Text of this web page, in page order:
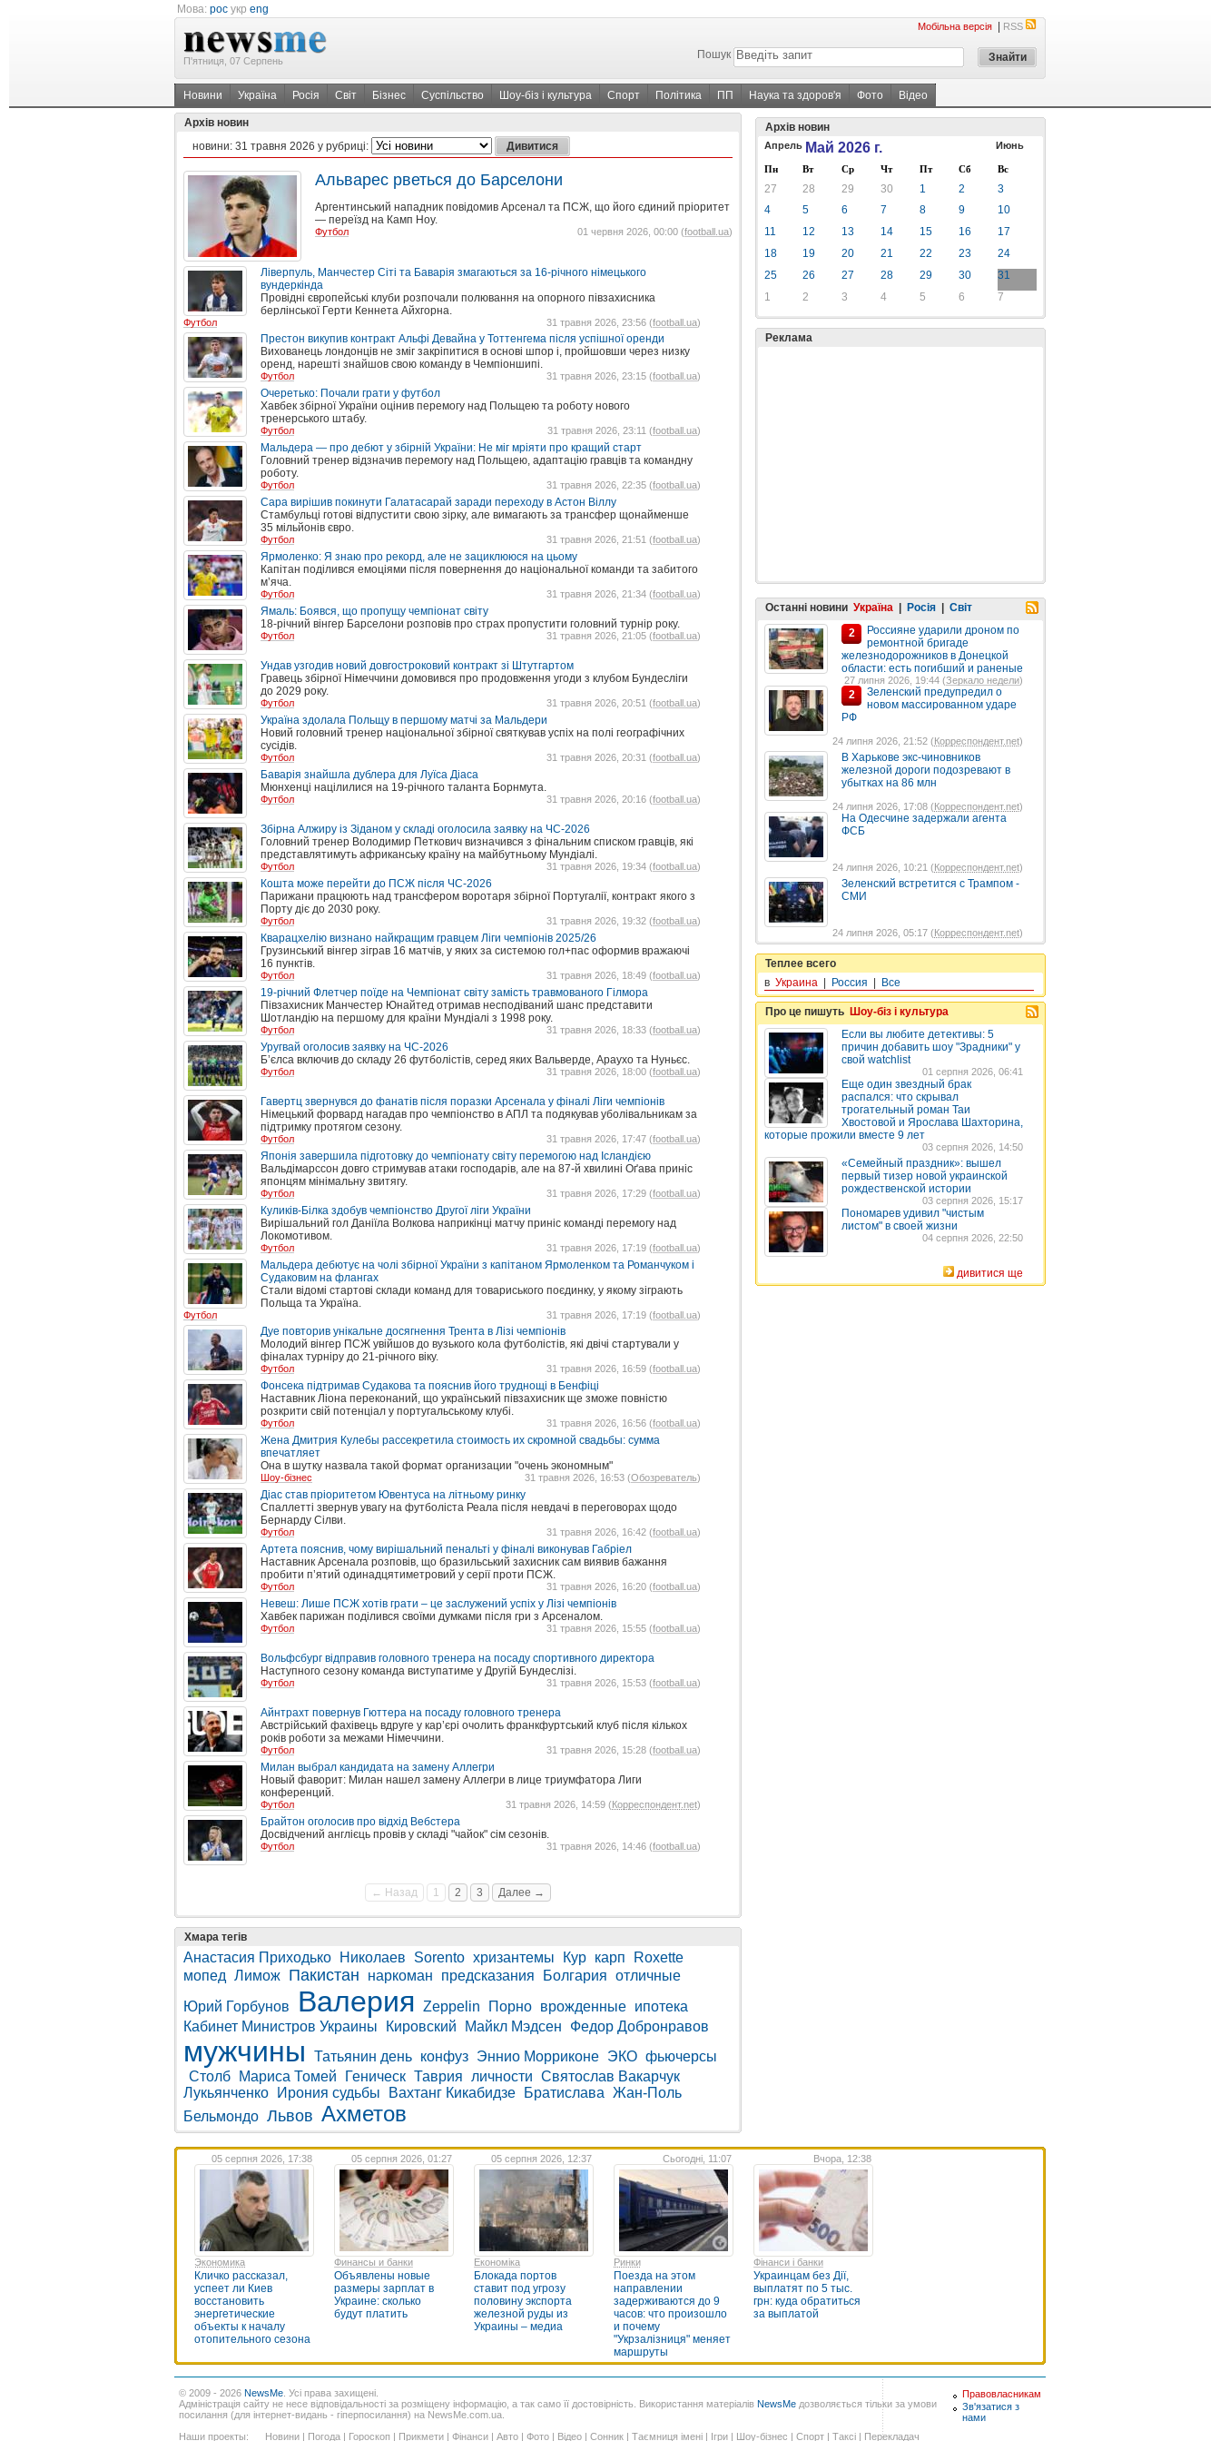
Мова: рос укр eng
П'ятниця, 07 Серпень
Мобільна версія RSS
Пошук
Новини Україна Росія Світ Бізнес Суспільство Шоу-біз і культура Спорт Політика ПП Наука та здоров'я Фото Відео
Архів новин
новини: 31 травня 2026 у рубриці:
Альварес рветься до Барселони
Аргентинський нападник повідомив Арсенал та ПСЖ, що його єдиний пріоритет
— переїзд на Камп Ноу.
Футбол 01 червня 2026, 00:00 (football.ua)
Ліверпуль, Манчестер Сіті та Баварія змагаються за 16-річного німецького
вундеркінда
Провідні європейські клуби розпочали полювання на опорного півзахисника
берлінської Герти Кеннета Айхгорна.
Футбол 31 травня 2026, 23:56 (football.ua)
Престон викупив контракт Альфі Девайна у Тоттенгема після успішної оренди
Вихованець лондонців не зміг закріпитися в основі шпор і, пройшовши через низку
оренд, нарешті знайшов свою команду в Чемпіоншипі.
Футбол 31 травня 2026, 23:15 (football.ua)
Очеретько: Почали грати у футбол
Хавбек збірної України оцінив перемогу над Польщею та роботу нового
тренерського штабу.
Футбол 31 травня 2026, 23:11 (football.ua)
Мальдера — про дебют у збірній України: Не міг мріяти про кращий старт
Головний тренер відзначив перемогу над Польщею, адаптацію гравців та командну
роботу.
Футбол 31 травня 2026, 22:35 (football.ua)
Сара вирішив покинути Галатасарай заради переходу в Астон Віллу
Стамбульці готові відпустити свою зірку, але вимагають за трансфер щонайменше
35 мільйонів євро.
Футбол 31 травня 2026, 21:51 (football.ua)
Ярмоленко: Я знаю про рекорд, але не зациклююся на цьому
Капітан поділився емоціями після повернення до національної команди та забитого
м’яча.
Футбол 31 травня 2026, 21:34 (football.ua)
Ямаль: Боявся, що пропущу чемпіонат світу
18-річний вінгер Барселони розповів про страх пропустити головний турнір року.
Футбол 31 травня 2026, 21:05 (football.ua)
Ундав узгодив новий довгостроковий контракт зі Штутгартом
Гравець збірної Німеччини домовився про продовження угоди з клубом Бундесліги
до 2029 року.
Футбол 31 травня 2026, 20:51 (football.ua)
Україна здолала Польщу в першому матчі за Мальдери
Новий головний тренер національної збірної святкував успіх на полі географічних
сусідів.
Футбол 31 травня 2026, 20:31 (football.ua)
Баварія знайшла дублера для Луїса Діаса
Мюнхенці націлилися на 19-річного таланта Борнмута.
Футбол 31 травня 2026, 20:16 (football.ua)
Збірна Алжиру із Зіданом у складі оголосила заявку на ЧС-2026
Головний тренер Володимир Петкович визначився з фінальним списком гравців, які
представлятимуть африканську країну на майбутньому Мундіалі.
Футбол 31 травня 2026, 19:34 (football.ua)
Кошта може перейти до ПСЖ після ЧС-2026
Парижани працюють над трансфером воротаря збірної Португалії, контракт якого з
Порту діє до 2030 року.
Футбол 31 травня 2026, 19:32 (football.ua)
Кварацхелію визнано найкращим гравцем Ліги чемпіонів 2025/26
Грузинський вінгер зіграв 16 матчів, у яких за системою гол+пас оформив вражаючі
16 пунктів.
Футбол 31 травня 2026, 18:49 (football.ua)
19-річний Флетчер поїде на Чемпіонат світу замість травмованого Гілмора
Півзахисник Манчестер Юнайтед отримав несподіваний шанс представити
Шотландію на першому для країни Мундіалі з 1998 року.
Футбол 31 травня 2026, 18:33 (football.ua)
Уругвай оголосив заявку на ЧС-2026
Б’єлса включив до складу 26 футболістів, серед яких Вальверде, Араухо та Нуньєс.
Футбол 31 травня 2026, 18:00 (football.ua)
Гавертц звернувся до фанатів після поразки Арсенала у фіналі Ліги чемпіонів
Німецький форвард нагадав про чемпіонство в АПЛ та подякував уболівальникам за
підтримку протягом сезону.
Футбол 31 травня 2026, 17:47 (football.ua)
Японія завершила підготовку до чемпіонату світу перемогою над Ісландією
Вальдімарссон довго стримував атаки господарів, але на 87-й хвилині Оґава приніс
японцям мінімальну звитягу.
Футбол 31 травня 2026, 17:29 (football.ua)
Куликів-Білка здобув чемпіонство Другої ліги України
Вирішальний гол Даніїла Волкова наприкінці матчу приніс команді перемогу над
Локомотивом.
Футбол 31 травня 2026, 17:19 (football.ua)
Мальдера дебютує на чолі збірної України з капітаном Ярмоленком та Романчуком і
Судаковим на флангах
Стали відомі стартові склади команд для товариського поєдинку, у якому зіграють
Польща та Україна.
Футбол 31 травня 2026, 17:19 (football.ua)
Дуе повторив унікальне досягнення Трента в Лізі чемпіонів
Молодий вінгер ПСЖ увійшов до вузького кола футболістів, які двічі стартували у
фіналах турніру до 21-річного віку.
Футбол 31 травня 2026, 16:59 (football.ua)
Фонсека підтримав Судакова та пояснив його труднощі в Бенфіці
Наставник Ліона переконаний, що український півзахисник ще зможе повністю
розкрити свій потенціал у португальському клубі.
Футбол 31 травня 2026, 16:56 (football.ua)
Жена Дмитрия Кулебы рассекретила стоимость их скромной свадьбы: сумма
впечатляет
Она в шутку назвала такой формат организации "очень экономным"
Шоу-бізнес 31 травня 2026, 16:53 (Обозреватель)
Діас став пріоритетом Ювентуса на літньому ринку
Спаллетті звернув увагу на футболіста Реала після невдачі в переговорах щодо
Бернарду Сілви.
Футбол 31 травня 2026, 16:42 (football.ua)
Артета пояснив, чому вирішальний пенальті у фіналі виконував Габріел
Наставник Арсенала розповів, що бразильський захисник сам виявив бажання
пробити п’ятий одинадцятиметровий у серії проти ПСЖ.
Футбол 31 травня 2026, 16:20 (football.ua)
Невеш: Лише ПСЖ хотів грати – це заслужений успіх у Лізі чемпіонів
Хавбек парижан поділився своїми думками після гри з Арсеналом.
Футбол 31 травня 2026, 15:55 (football.ua)
Вольфсбург відправив головного тренера на посаду спортивного директора
Наступного сезону команда виступатиме у Другій Бундеслізі.
Футбол 31 травня 2026, 15:53 (football.ua)
Айнтрахт повернув Гюттера на посаду головного тренера
Австрійський фахівець вдруге у кар’єрі очолить франкфуртський клуб після кількох
років роботи за межами Німеччини.
Футбол 31 травня 2026, 15:28 (football.ua)
Милан выбрал кандидата на замену Аллегри
Новый фаворит: Милан нашел замену Аллегри в лице триумфатора Лиги
конференций.
Футбол 31 травня 2026, 14:59 (Корреспондент.net)
Брайтон оголосив про відхід Вебстера
Досвідчений англієць провів у складі "чайок" сім сезонів.
Футбол 31 травня 2026, 14:46 (football.ua)
← Назад 1 2 3 Далее →
Хмара тегів
Анастасия Приходько Николаев Sorento хризантемы Кур карп
Roxette
мопед Лимож Пакистан наркоман предсказания Болгария отличные
Юрий Горбунов
Валерия Zeppelin Порно врожденные ипотека
Кабинет Министров Украины
Кировский Майкл Мэдсен Федор Добронравов
мужчины Татьянин день конфуз Эннио Морриконе ЭКО фьючерсы
Столб
Мариса Томей Геническ Таврия личности Святослав Вакарчук
Лукьянченко
Ирония судьбы Вахтанг Кикабидзе Братислава Жан-Поль
Бельмондо Львов Ахметов
Архів новин
Апрель Май 2026 г. Июнь
Пн Вт Ср Чт Пт Сб Вс
27 28 29 30 1 2
3
4
5 6 7 8 9
10
11
12 13 14 15 16
17
18
19 20 21 22 23
24
25
26 27 28 29 30
31
1
2 3 4 5 6 7
Реклама
Останні новини Україна Росія
Світ
2
Россияне ударили дроном по
ремонтной бригаде
железнодорожников в Донецкой
области: есть погибший и раненые
27 липня 2026, 19:44 (Зеркало недели)
2
Зеленский предупредил о
новом массированном ударе
РФ
24 липня 2026, 21:52 (Корреспондент.net)
В Харькове экс-чиновников
железной дороги подозревают в
убытках на 86 млн
24 липня 2026, 17:08 (Корреспондент.net)
На Одесчине задержали агента
ФСБ
24 липня 2026, 10:21 (Корреспондент.net)
Зеленский встретится с Трампом -
СМИ
24 липня 2026, 05:17 (Корреспондент.net)
Теплее всего
в Украина Россия Все
Про це пишуть Шоу-біз і культура
Если вы любите детективы: 5
причин добавить шоу "Зрадники" у
свой watchlist
01 серпня 2026, 06:41
Еще один звездный брак
распался: что скрывал
трогательный роман Таи
Хвостовой и Ярослава Шахторина,
которые прожили вместе 9 лет
03 серпня 2026, 14:50
«Семейный праздник»: вышел
первый тизер новой украинской
рождественской истории
03 серпня 2026, 15:17
Пономарев удивил "чистым
листом" в своей жизни
04 серпня 2026, 22:50
дивитися ще
05 серпня 2026, 17:38
Экономика
Кличко рассказал,
успеет ли Киев
восстановить
энергетические
объекты к началу
отопительного сезона
05 серпня 2026, 01:27
Финансы и банки
Объявлены новые
размеры зарплат в
Украине: сколько
будут платить
05 серпня 2026, 12:37
Економіка
Блокада портов
ставит под угрозу
половину экспорта
железной руды из
Украины – медиа
Сьогодні, 11:07
Ринки
Поезда на этом
направлении
задерживаются до 9
часов: что произошло
и почему
"Укрзалізниця" меняет
маршруты
Вчора, 12:38
Фінанси і банки
Украинцам без Дії,
выплатят по 5 тыс.
грн: куда обратиться
за выплатой
© 2009 - 2026 NewsMe . Усі права захищені.
Адміністрація сайту не несе відповідальності за розміщену інформацію, а так само її достовірність. Використання матеріалів NewsMe дозволяється тільки за умови
посилання (для інтернет-видань - гіперпосилання) на NewsMe.com.ua.
Наши проекты:
Новини | Погода | Гороскоп | Прикмети | Фінанси | Авто | Фото | Відео | Сонник | Таємниця імені | Ігри | Шоу-бізнес | Спорт | Таксі | Перекладач
Правовласникам
Зв'язатися з
нами